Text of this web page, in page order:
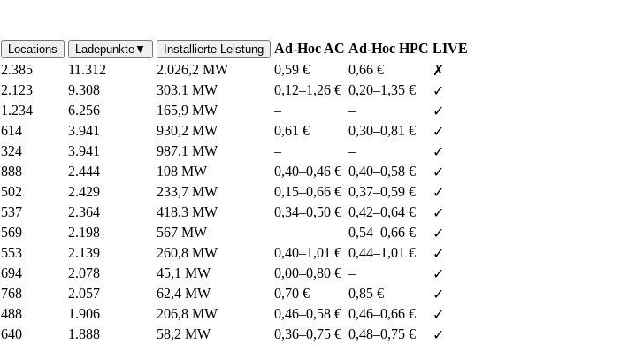
Locations Ladepunkte▼ Installierte Leistung Ad-Hoc AC Ad-Hoc HPC LIVE
2.385 11.312 2.026,2 MW 0,59 € 0,66 €
✗
2.123 9.308 303,1 MW 0,12–1,26 € 0,20–1,35 €
✓
1.234 6.256 165,9 MW – –
✓
614 3.941 930,2 MW 0,61 € 0,30–0,81 €
✓
324 3.941 987,1 MW – –
✓
888 2.444 108 MW 0,40–0,46 € 0,40–0,58 €
✓
502 2.429 233,7 MW 0,15–0,66 € 0,37–0,59 €
✓
537 2.364 418,3 MW 0,34–0,50 € 0,42–0,64 €
✓
569 2.198 567 MW – 0,54–0,66 €
✓
553 2.139 260,8 MW 0,40–1,01 € 0,44–1,01 €
✓
694 2.078 45,1 MW 0,00–0,80 € –
✓
768 2.057 62,4 MW 0,70 € 0,85 €
✓
488 1.906 206,8 MW 0,46–0,58 € 0,46–0,66 €
✓
640 1.888 58,2 MW 0,36–0,75 € 0,48–0,75 €
✓